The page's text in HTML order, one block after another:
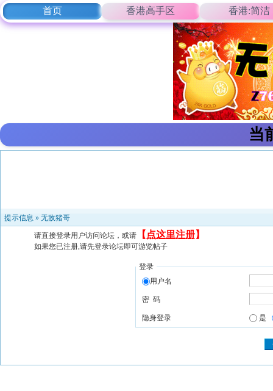
首页 香港高手区 香港:简洁
当
提示信息 » 无敌猪哥
请直接登录用户访问论坛，或请 【 点这里注册】
如果您已注册,请先登录论坛即可游览帖子
登录
用户名
密 码
隐身登录 是